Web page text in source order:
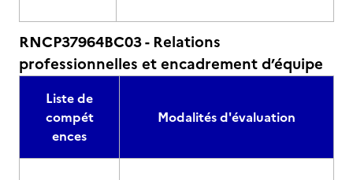
RNCP37964BC03 - Relations
professionnelles et encadrement d’équipe
Liste de
compét
ences
Modalités d'évaluation